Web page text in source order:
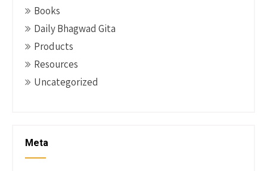
Books
Daily Bhagwad Gita
Products
Resources
Uncategorized
Meta